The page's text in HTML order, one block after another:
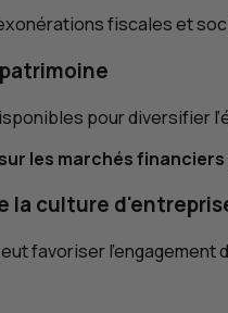
fiscales et
pour diversifier
les marchés
la culture
favoriser